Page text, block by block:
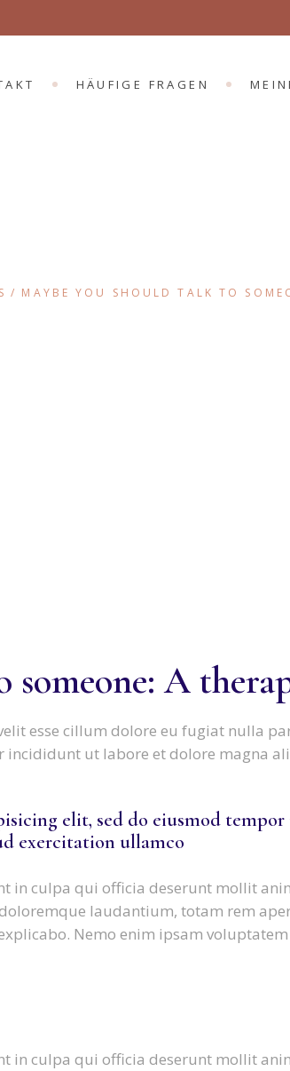
HÄUFIGE FRAGEN
MAYBE YOU SHOULD TALK TO
someone: A
esse cillum dolore eu fugiat nulla
ut labore et dolore magna
elit, sed do eiusmod
exercitation ullamco
in culpa qui officia deserunt mollit
laudantium, totam rem
Nemo enim ipsam
in culpa qui officia deserunt mollit